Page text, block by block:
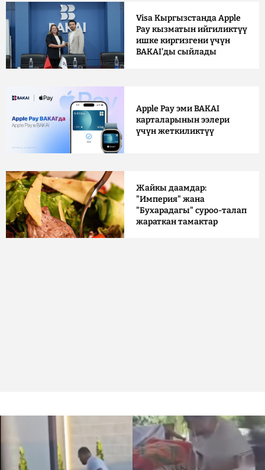
Visa Кыргызстанда Apple
Pay кызматын ийгиликтүү
ишке киргизгени үчүн
BAKAI'ды сыйлады
Apple Pay эми BAKAI
карталарынын ээлери
үчүн жеткиликтүү
Жайкы даамдар:
"Империя" жана
"Бухарадагы" суроо-талап
жараткан тамактар